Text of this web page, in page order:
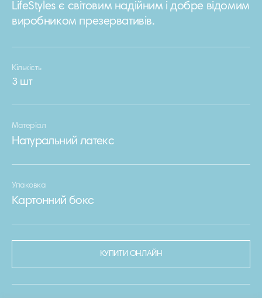
LifeStyles є світовим надійним і добре відомим
виробником презервативів.
Кількість
3 шт
Матеріал
Натуральний латекс
Упаковка
Картонний бокс
КУПИТИ ОНЛАЙН